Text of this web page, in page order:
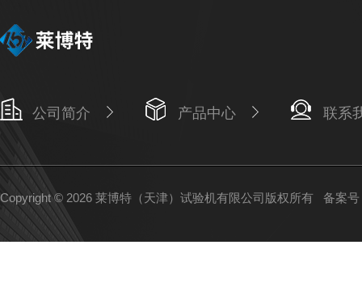
公司简介 产品中心 联系
Copyright © 2026 莱博特（天津）试验机有限公司版权所有 备案号